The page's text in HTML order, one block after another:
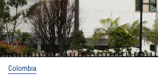
Colombia